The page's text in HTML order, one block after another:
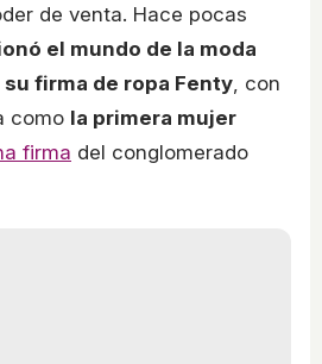
de venta. Hace pocas
el mundo de la moda
firma de ropa Fenty, con
como la primera mujer
firma del conglomerado